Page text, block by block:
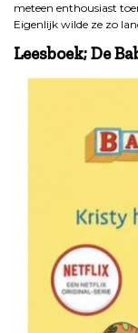
meteen enthousiast
Eigenlijk wilde ze zo
Leesboek; De